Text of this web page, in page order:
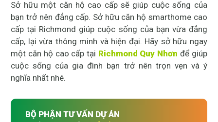
Sở hữu một căn hộ cao cấp sẽ giúp cuộc sống của
bạn trở nên đẳng cấp. Sở hữu căn hộ smarthome cao
cấp tại Richmond giúp cuộc sống của bạn vừa đẳng
cấp, lại vừa thông minh và hiện đại. Hãy sở hữu ngay
một căn hộ cao cấp tại Richmond Quy Nhơn để giúp
cuộc sống của gia đình bạn trở nên trọn vẹn và ý
nghĩa nhất nhé.
BỘ PHẬN TƯ VẤN DỰ ÁN